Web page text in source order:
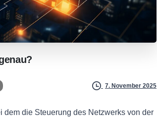
7. November 2025
dem die Steuerung des Netzwerks von der